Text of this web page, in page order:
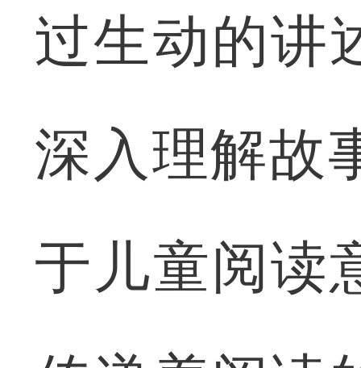
过生动的讲
深入理解故
于儿童阅读